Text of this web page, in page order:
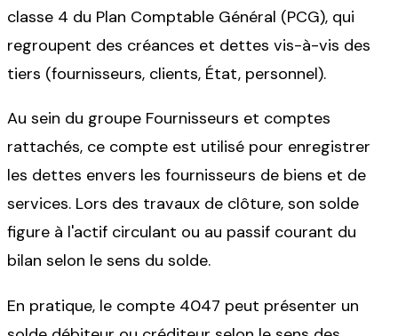
classe 4 du Plan Comptable Général (PCG), qui
regroupent des créances et dettes vis-à-vis des
tiers (fournisseurs, clients, État, personnel).
Au sein du groupe Fournisseurs et comptes
rattachés, ce compte est utilisé pour enregistrer
les dettes envers les fournisseurs de biens et de
services. Lors des travaux de clôture, son solde
figure à l'actif circulant ou au passif courant du
bilan selon le sens du solde.
En pratique, le compte 4047 peut présenter un